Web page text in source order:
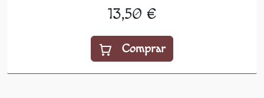
13,50 €
Comprar